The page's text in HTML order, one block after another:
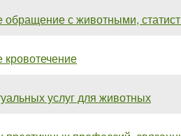
обращение с животными,
кровотечение
услуг для животных